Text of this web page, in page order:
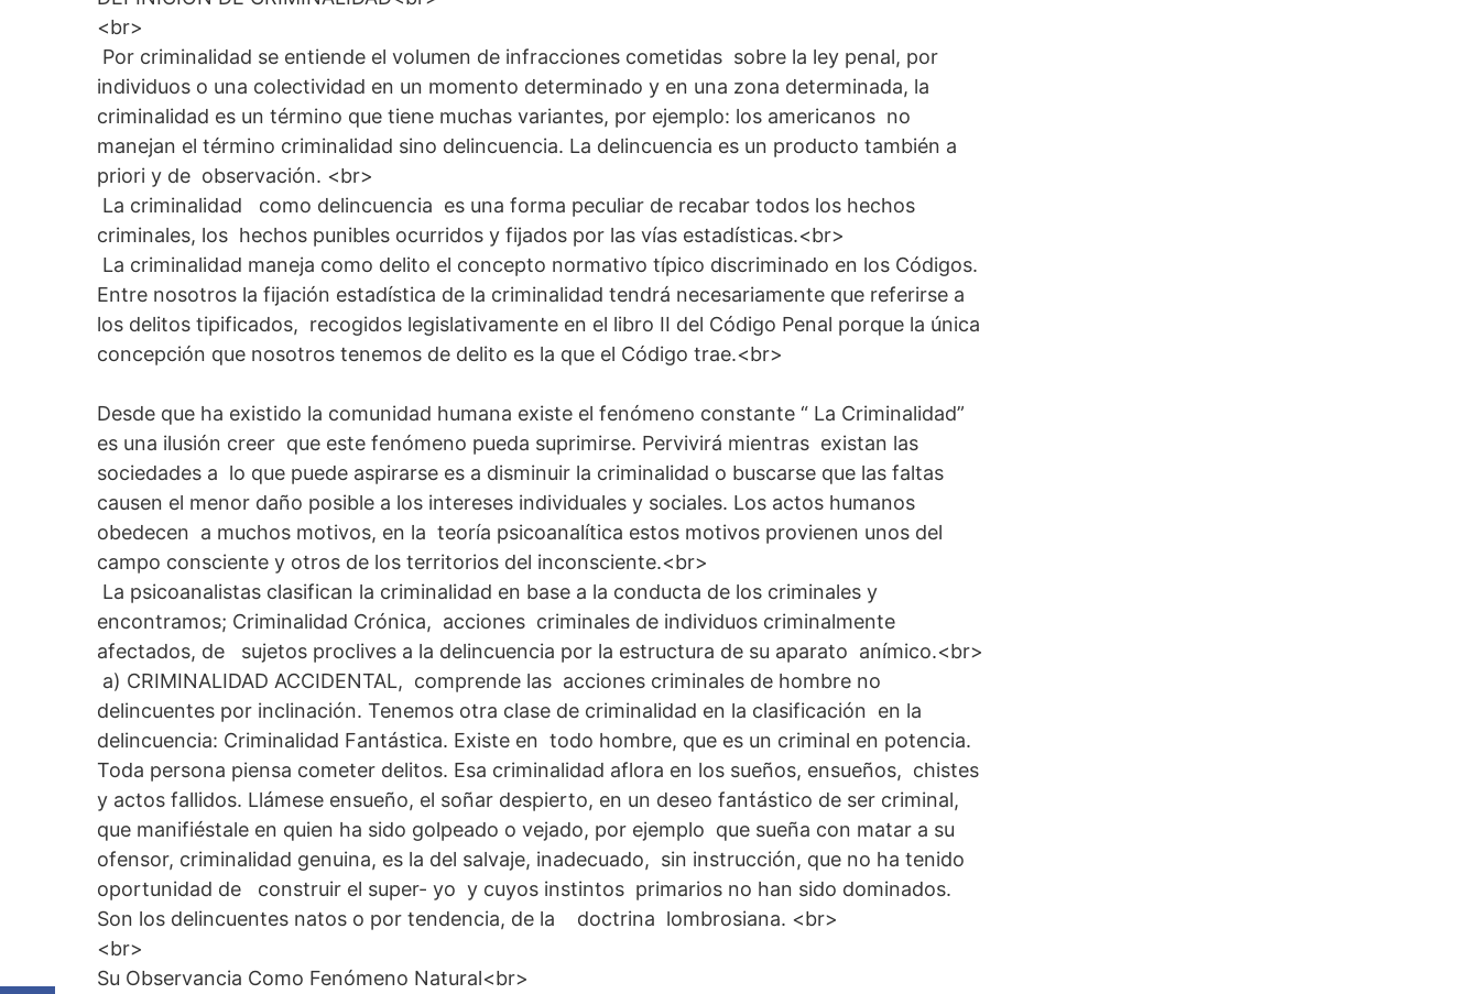
<br>
Por criminalidad se entiende el volumen de infracciones cometidas sobre la ley penal, por
individuos o una colectividad en un momento determinado y en una zona determinada, la
criminalidad es un término que tiene muchas variantes, por ejemplo: los americanos no
manejan el término criminalidad sino delincuencia. La delincuencia es un producto también a
priori y de observación. <br>
La criminalidad como delincuencia es una forma peculiar de recabar todos los hechos
criminales, los hechos punibles ocurridos y fijados por las vías estadísticas.<br>
La criminalidad maneja como delito el concepto normativo típico discriminado en los Códigos.
Entre nosotros la fijación estadística de la criminalidad tendrá necesariamente que referirse a
los delitos tipificados, recogidos legislativamente en el libro II del Código Penal porque la única
concepción que nosotros tenemos de delito es la que el Código trae.<br>
Desde que ha existido la comunidad humana existe el fenómeno constante “ La Criminalidad”
es una ilusión creer que este fenómeno pueda suprimirse. Pervivirá mientras existan las
sociedades a lo que puede aspirarse es a disminuir la criminalidad o buscarse que las faltas
causen el menor daño posible a los intereses individuales y sociales. Los actos humanos
obedecen a muchos motivos, en la teoría psicoanalítica estos motivos provienen unos del
campo consciente y otros de los territorios del inconsciente.<br>
La psicoanalistas clasifican la criminalidad en base a la conducta de los criminales y
encontramos; Criminalidad Crónica, acciones criminales de individuos criminalmente
afectados, de sujetos proclives a la delincuencia por la estructura de su aparato anímico.<br>
a) CRIMINALIDAD ACCIDENTAL, comprende las acciones criminales de hombre no
delincuentes por inclinación. Tenemos otra clase de criminalidad en la clasificación en la
delincuencia: Criminalidad Fantástica. Existe en todo hombre, que es un criminal en potencia.
Toda persona piensa cometer delitos. Esa criminalidad aflora en los sueños, ensueños, chistes
y actos fallidos. Llámese ensueño, el soñar despierto, en un deseo fantástico de ser criminal,
que manifiéstale en quien ha sido golpeado o vejado, por ejemplo que sueña con matar a su
ofensor, criminalidad genuina, es la del salvaje, inadecuado, sin instrucción, que no ha tenido
oportunidad de construir el super- yo y cuyos instintos primarios no han sido dominados.
Son los delincuentes natos o por tendencia, de la doctrina lombrosiana. <br>
<br>
Su Observancia Como Fenómeno Natural<br>